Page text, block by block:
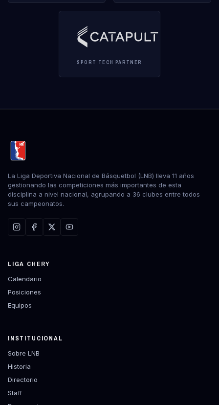
SPORT TECH PARTNER
La Liga Deportiva Nacional de Básquetbol (LNB) lleva 11 años
gestionando las competiciones más importantes de esta
disciplina a nivel nacional, agrupando a 36 clubes entre todos
sus campeonatos.
LIGA CHERY
Calendario
Posiciones
Equipos
INSTITUCIONAL
Sobre LNB
Historia
Directorio
Staff